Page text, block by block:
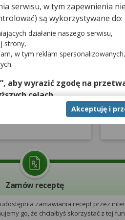
wizyta NFZ
nie udostępnia terminarza
wizytami
na NFZ
Zamów receptę
zamawiania recept przez
go, że chciałbyś skorzystać z tej
serwisu, w tym zapewnienia
są wykorzystywane do:
działanie naszego serwisu,
strony,
w tym reklam spersonalizowanych,
aby wyrazić zgodę na
celach.
wyrażoną zgodę możesz w
danych tylko w niektórych
konfigurację szczegółową, to
zewnętrznych w naszym
Akceptuję i